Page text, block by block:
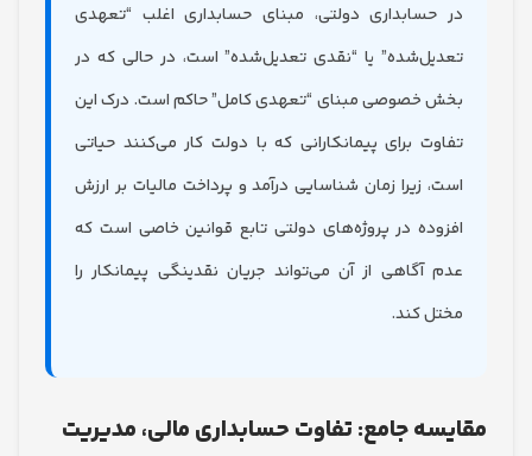
حسابداری دولتی، مبنای حسابداری اغلب “تعهدی
یا “نقدی تعدیل‌شده” است، در حالی که در
خصوصی مبنای “تعهدی کامل” حاکم است. درک این
برای پیمانکارانی که با دولت کار می‌کنند حیاتی
زیرا زمان شناسایی درآمد و پرداخت مالیات بر ارزش
در پروژه‌های دولتی تابع قوانین خاصی است که
آگاهی از آن می‌تواند جریان نقدینگی پیمانکار را
جامع: تفاوت حسابداری مالی، مدیریت